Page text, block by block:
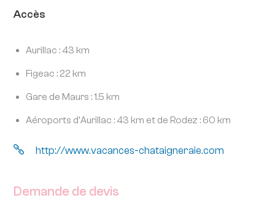
Accès
Aurillac : 43 km
Figeac : 22 km
Gare de Maurs : 1.5 km
Aéroports d'Aurillac : 43 km et de Rodez : 60 km
 http://www.vacances-chataigneraie.com
Demande de devis